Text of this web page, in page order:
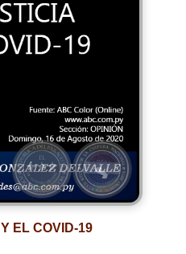
EL COVID-19